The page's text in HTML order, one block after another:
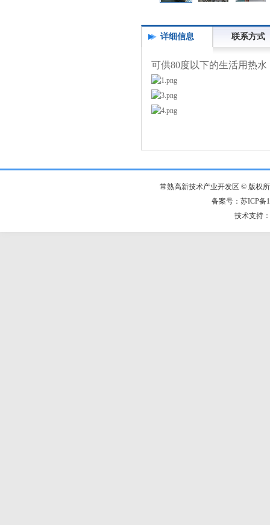
详细信息 联系方式
可供80度以下的生活用热
常熟高新技术产业开发区 © 版权
备案号：苏ICP备
技术支持